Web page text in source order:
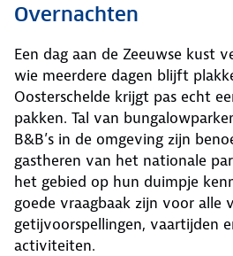
Overnachten
Een dag aan de Zeeuwse kust
wie meerdere dagen blijft
Oosterschelde krijgt pas echt
pakken. Tal van
B&B’s in de omgeving zijn
gastheren van het nationale
het gebied op hun duimpje
goede vraagbaak zijn voor alle
getijvoorspellingen, vaartijden
activiteiten.